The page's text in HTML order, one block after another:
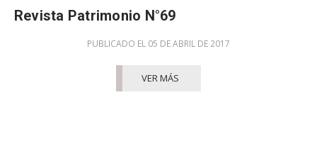
Revista Patrimonio N°69
PUBLICADO EL 05 DE ABRIL DE 2017
VER MÁS